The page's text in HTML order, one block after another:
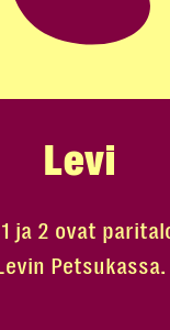
Levi
ja 2 ovat
Petsukassa.